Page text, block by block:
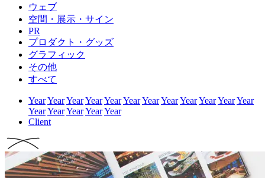
ウェブ
空間・展示・サイン
PR
プロダクト・グッズ
グラフィック
その他
すべて
YearYearYearYearYearYearYearYearYearYearYearYear
YearYearYearYearYear
Client